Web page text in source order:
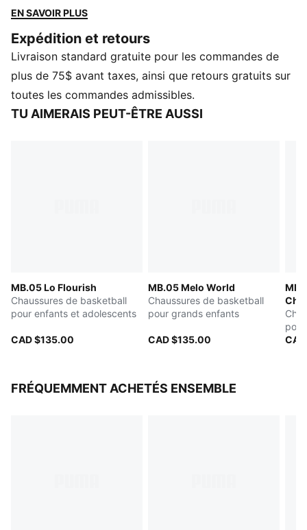
pied et des détails inspirés du sentier, cette chaussure
semelle extérieure. Où que vous jouiez, jouez à plein
régime.
CARACTÉRISTIQUES ET AVANTAGES
La partie supérieure des chaussures est composée
d'au moins 20 % de matériaux recyclés.
enfants entre 8 et 16 ans
EN SAVOIR PLUS
Expédition et retours
Livraison standard gratuite pour les commandes de
plus de 75$ avant taxes, ainsi que retours gratuits sur
toutes les commandes admissibles.
TU AIMERAIS PEUT-ÊTRE AUSSI
MB.05 Lo Flourish
Chaussures de basketball
pour enfants et adolescents
CAD $135.00
MB.05 Melo World
Chaussures de basketball
pour grands enfants
CAD $135.00
et
FRÉQUEMMENT ACHETÉS ENSEMBLE